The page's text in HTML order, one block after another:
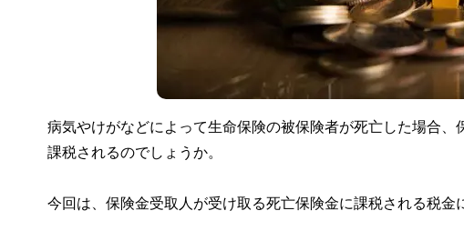
病気やけがなどによって生命保険の被保険者が死亡した場合
課税されるのでしょうか。
今回は、保険金受取人が受け取る死亡保険金に課税される税金